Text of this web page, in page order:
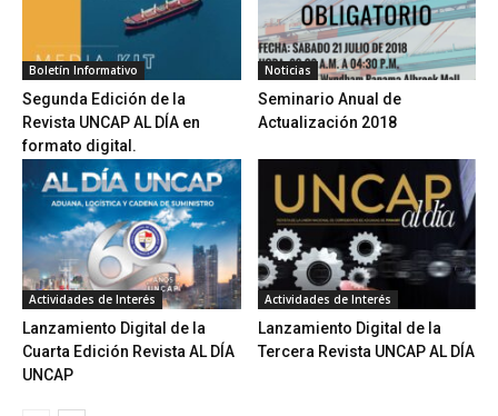
Boletín Informativo
Segunda Edición de la
Revista UNCAP AL DÍA en
formato digital.
Noticias
Seminario Anual de
Actualización 2018
Actividades de Interés
Lanzamiento Digital de la
Cuarta Edición Revista AL DÍA
UNCAP
Actividades de Interés
Lanzamiento Digital de la
Tercera Revista UNCAP AL DÍA